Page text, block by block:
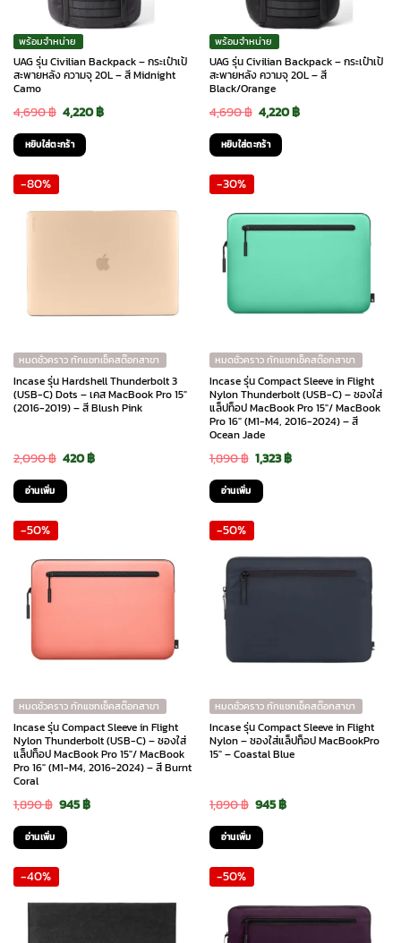
พร้อมจำหน่าย
UAG รุ่น Civilian Backpack – กระเป๋าเป้
สะพายหลัง ความจุ 20L – สี Midnight
Camo
4,690฿ Original
price
was:
4,220฿Current
หยิบใส่ตะกร้า
พร้อมจำหน่าย
UAG รุ่น Civilian Backpack – กระเป๋าเป้
สะพายหลัง ความจุ 20L – สี
Black/Orange
4,690฿ Original
price
was:
4,220฿Current
หยิบใส่ตะกร้า
-80%
หมดชั่วคราว ทักแชทเช็คสต๊อกสาขา
Incase รุ่น Hardshell Thunderbolt 3
(USB-C) Dots – เคส MacBook Pro 15″
(2016-2019) – สี Blush Pink
2,090฿ Original
price
was:
420฿Current
อ่านเพิ่ม
-30%
หมดชั่วคราว ทักแชทเช็คสต๊อกสาขา
Incase รุ่น Compact Sleeve in Flight
Nylon Thunderbolt (USB-C) – ซองใส่
แล็ปท็อป MacBook Pro 15″/ MacBook
Pro 16″ (M1-M4, 2016-2024) – สี
Ocean Jade
1,890฿ Original
price
was:
1,323฿Current
อ่านเพิ่ม
-50%
หมดชั่วคราว ทักแชทเช็คสต๊อกสาขา
Incase รุ่น Compact Sleeve in Flight
Nylon Thunderbolt (USB-C) – ซองใส่
แล็ปท็อป MacBook Pro 15″/ MacBook
Pro 16″ (M1-M4, 2016-2024) – สี Burnt
Coral
1,890฿ Original
price
was:
945฿Current
อ่านเพิ่ม
-50%
หมดชั่วคราว ทักแชทเช็คสต๊อกสาขา
Incase รุ่น Compact Sleeve in Flight
Nylon – ซองใส่แล็ปท็อป MacBookPro
15″ – Coastal Blue
1,890฿ Original
price
was:
945฿Current
อ่านเพิ่ม
-40% -50%